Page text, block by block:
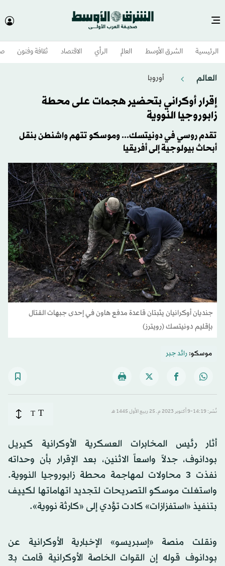
الرئيسية الشرق الأوسط​ العالم الرأي الاقتصاد ثقافة وفنون
العالم أوروبا
إقرار أوكراني بتحضير هجمات على محطة
زابوروجيا النووية
تقدم روسي في دونيتسك... وموسكو تتهم واشنطن بنقل
أبحاث بيولوجية إلى أفريقيا
جنديان أوكرانيان يثبتان قاعدة مدفع هاون في إحدى جبهات القتال
بإقليم دونيتسك (رويترز)
موسكو:رائد جبر
نُشر: 14:19-9 أكتوبر 2023 م ـ 25 ربيع الأول 1445 هـ T
T
أثار رئيس المخابرات العسكرية الأوكرانية كيريل
بودانوف، جدلاً واسعاً الاثنين، بعد الإقرار بأن وحداته
نفذت 3 محاولات لمهاجمة محطة زابوروجيا النووية.
واستغلت موسكو التصريحات لتجديد اتهاماتها لكييف
بتنفيذ «استفزازات» كادت تؤدي إلى «كارثة نووية».
ونقلت منصة «إسبريسو» الإخبارية الأوكرانية عن
بودانوف قوله إن القوات الخاصة الأوكرانية قامت بـ3